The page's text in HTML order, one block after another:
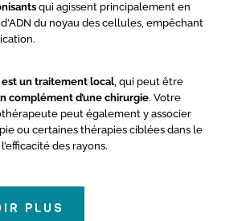
qui agissent principalement en
du noyau des cellules, empêchant
est un traitement local, qui peut être
complément d’une chirurgie. Votre
peut également y associer
ou certaines thérapies ciblées dans le
des rayons.
PLUS